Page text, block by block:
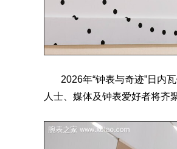
2026年“钟表与奇迹”日内
人士、媒体及钟表爱好者将齐